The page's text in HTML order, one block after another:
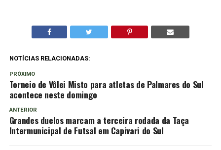
NOTÍCIAS RELACIONADAS:
PRÓXIMO
Torneio de Vôlei Misto para atletas de Palmares do Sul
acontece neste domingo
ANTERIOR
Grandes duelos marcam a terceira rodada da Taça
Intermunicipal de Futsal em Capivari do Sul